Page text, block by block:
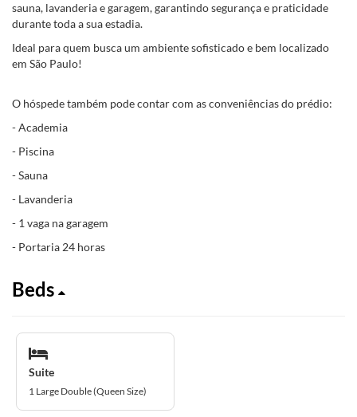
sauna, lavanderia e garagem, garantindo segurança e praticidade
durante toda a sua estadia.
Ideal para quem busca um ambiente sofisticado e bem localizado
em São Paulo!
O hóspede também pode contar com as conveniências do prédio:
- Academia
- Piscina
- Sauna
- Lavanderia
- 1 vaga na garagem
- Portaria 24 horas
Beds
Suite
1 Large Double (Queen Size)